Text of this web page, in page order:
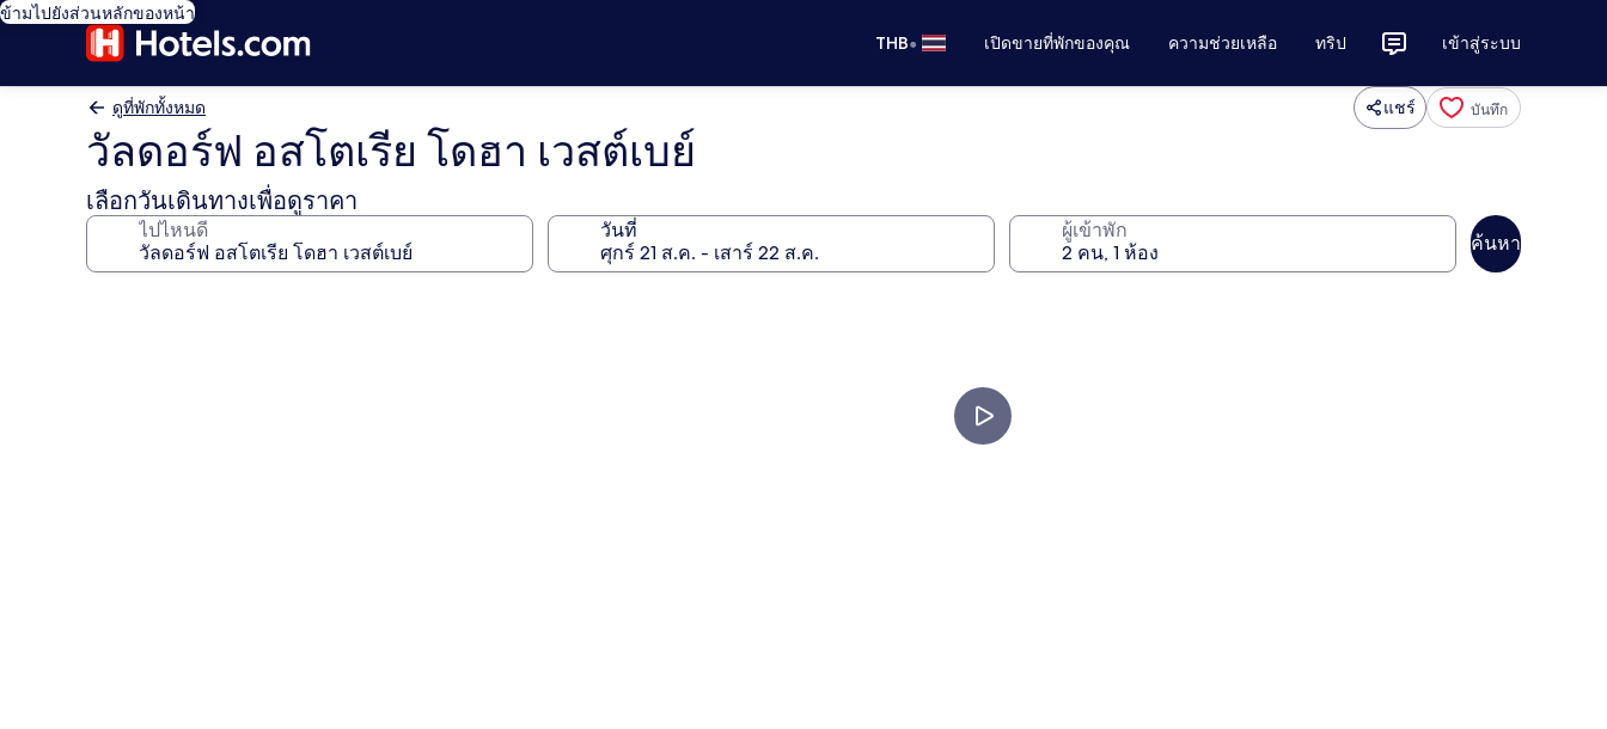
ข้ามไปยังส่วนหลักของหน้า
THB• เปิดขายที่พักของคุณ ความช่วยเหลือ ทริป เข้าสู่ระบบ
ดูที่พักทั้งหมด แชร์ บันทึก
วัลดอร์ฟ อสโตเรีย โดฮา เวสต์เบย์
เลือกวันเดินทางเพื่อดูราคา
ไปไหนดี วันที่ ผู้เข้าพัก
ค้นหา